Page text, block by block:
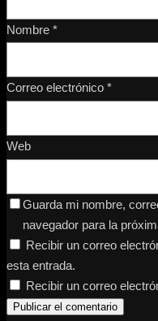
Nombre *
Correo electrónico *
Web
Guarda mi nombre,
navegador para la
Recibir un correo
esta entrada.
Recibir un correo